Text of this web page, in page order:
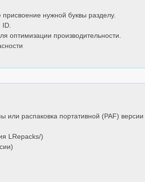
нужной буквы разделу.
оптимизации производительности.
распаковка портативной (PAF) версии
LRepacks/)